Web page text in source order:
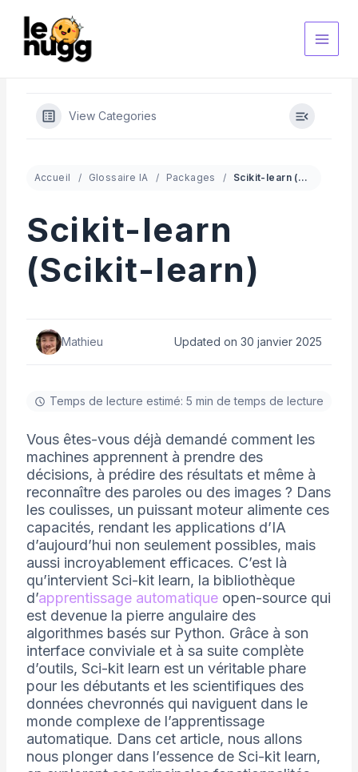
contenu
View Categories
Accueil Glossaire IA Packages Scikit-learn (Scikit-learn)
Scikit-learn
(Scikit-learn)
Mathieu Updated on 30 janvier 2025
Temps de lecture estimé: 5 min de temps de lecture
Vous êtes-vous déjà demandé comment les
machines apprennent à prendre des
décisions, à prédire des résultats et même à
reconnaître des paroles ou des images ? Dans
les coulisses, un puissant moteur alimente ces
capacités, rendant les applications d’IA
d’aujourd’hui non seulement possibles, mais
aussi incroyablement efficaces. C’est là
qu’intervient Sci-kit learn, la bibliothèque
d’apprentissage automatiqueopen-source qui
est devenue la pierre angulaire des
algorithmes basés sur Python. Grâce à son
interface conviviale et à sa suite complète
d’outils, Sci-kit learn est un véritable phare
pour les débutants et les scientifiques des
données chevronnés qui naviguent dans le
monde complexe de l’apprentissage
automatique. Dans cet article, nous allons
nous plonger dans l’essence de Sci-kit learn,